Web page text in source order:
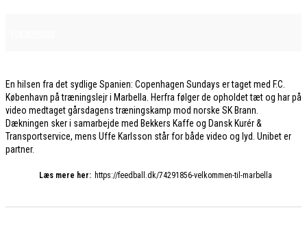
En hilsen fra det sydlige Spanien: Copenhagen Sundays er taget med F.C.
København på træningslejr i Marbella. Herfra følger de opholdet tæt og har på
video medtaget gårsdagens træningskamp mod norske SK Brann.
Dækningen sker i samarbejde med Bekkers Kaffe og Dansk Kurér &
Transportservice, mens Uffe Karlsson står for både video og lyd. Unibet er
partner.
Læs mere her: https://feedball.dk/74291856-velkommen-til-marbella